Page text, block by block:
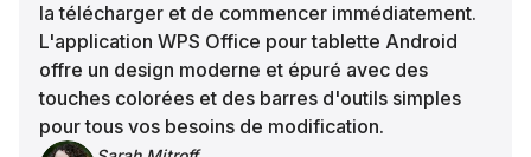
la télécharger et de commencer immédiatement.
L'application WPS Office pour tablette Android
offre un design moderne et épuré avec des
touches colorées et des barres d'outils simples
pour tous vos besoins de modification.